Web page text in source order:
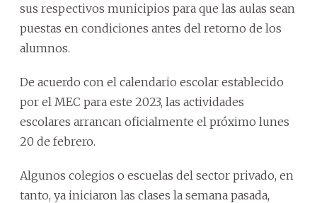
sus respectivos municipios para que las aulas sean
puestas en condiciones antes del retorno de los
alumnos.
De acuerdo con el calendario escolar establecido
por el MEC para este 2023, las actividades
escolares arrancan oficialmente el próximo lunes
20 de febrero.
Algunos colegios o escuelas del sector privado, en
tanto, ya iniciaron las clases la semana pasada,